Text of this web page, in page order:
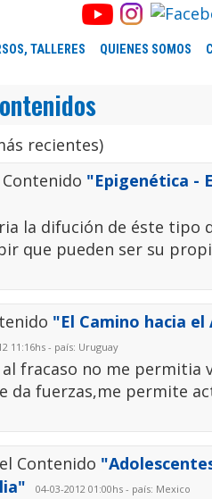
TALLERES QUIENES SOMOS
recientes)
"Epigenética -
la difución de éste tipo
que pueden ser su
"El Camino hacia
11:16hs - país: Uruguay
fracaso no me permitia
da fuerzas,me permite
Contenido
04-03-2012 01:00hs - país: Mexico